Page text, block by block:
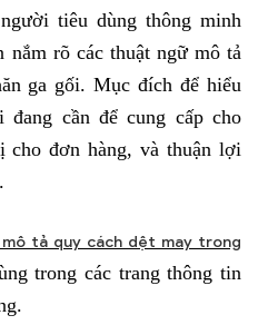
tiêu dùng thông minh
rõ các thuật ngữ mô tả
ga gối. Mục đích để hiểu
cần để cung cấp cho
đơn hàng, và thuận lợi
tả quy cách dệt may trong
trong các trang thông tin